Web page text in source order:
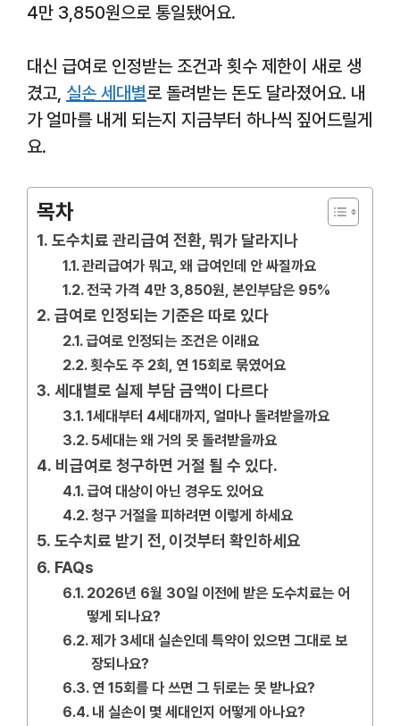
4만 3,850원으로 통일됐어요.
대신 급여로 인정받는 조건과 횟수 제한이 새로 생
겼고, 실손 세대별로 돌려받는 돈도 달라졌어요. 내
가 얼마를 내게 되는지 지금부터 하나씩 짚어드릴게
요.
목차
도수치료 관리급여 전환, 뭐가 달라지나
관리급여가 뭐고, 왜 급여인데 안 싸질까요
전국 가격 4만 3,850원, 본인부담은 95%
급여로 인정되는 기준은 따로 있다
급여로 인정되는 조건은 이래요
횟수도 주 2회, 연 15회로 묶였어요
세대별로 실제 부담 금액이 다르다
1세대부터 4세대까지, 얼마나 돌려받을까요
5세대는 왜 거의 못 돌려받을까요
비급여로 청구하면 거절 될 수 있다.
급여 대상이 아닌 경우도 있어요
청구 거절을 피하려면 이렇게 하세요
도수치료 받기 전, 이것부터 확인하세요
FAQs
2026년 6월 30일 이전에 받은 도수치료는 어
떻게 되나요?
제가 3세대 실손인데 특약이 있으면 그대로 보
장되나요?
연 15회를 다 쓰면 그 뒤로는 못 받나요?
내 실손이 몇 세대인지 어떻게 아나요?